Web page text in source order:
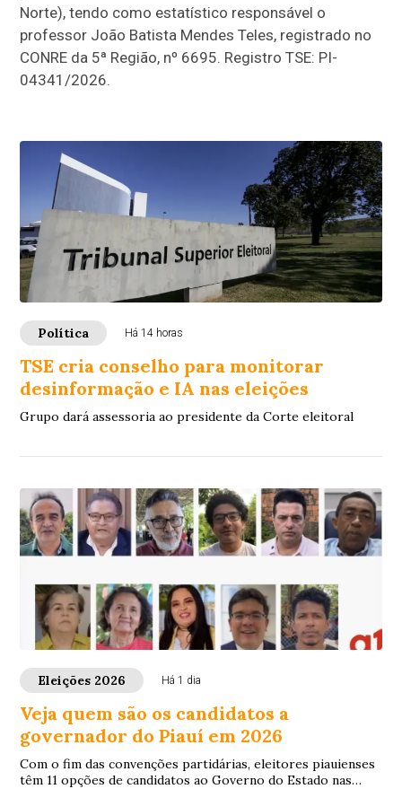
Norte), tendo como estatístico responsável o
professor João Batista Mendes Teles, registrado no
CONRE da 5ª Região, nº 6695. Registro TSE: PI-
04341/2026.
Política Há 14 horas
TSE cria conselho para monitorar
desinformação e IA nas eleições
Grupo dará assessoria ao presidente da Corte eleitoral
Eleições 2026 Há 1 dia
Veja quem são os candidatos a
governador do Piauí em 2026
Com o fim das convenções partidárias, eleitores piauienses
têm 11 opções de candidatos ao Governo do Estado nas